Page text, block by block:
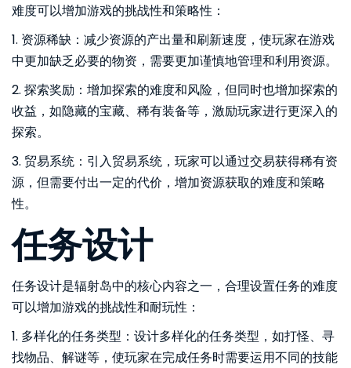
难度可以增加游戏的挑战性和策略性：
1. 资源稀缺：减少资源的产出量和刷新速度，使玩家在游戏
中更加缺乏必要的物资，需要更加谨慎地管理和利用资源。
2. 探索奖励：增加探索的难度和风险，但同时也增加探索的
收益，如隐藏的宝藏、稀有装备等，激励玩家进行更深入的
探索。
3. 贸易系统：引入贸易系统，玩家可以通过交易获得稀有资
源，但需要付出一定的代价，增加资源获取的难度和策略
性。
任务设计
任务设计是辐射岛中的核心内容之一，合理设置任务的难度
可以增加游戏的挑战性和耐玩性：
1. 多样化的任务类型：设计多样化的任务类型，如打怪、寻
找物品、解谜等，使玩家在完成任务时需要运用不同的技能